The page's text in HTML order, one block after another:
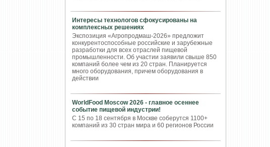
Интересы технологов сфокусированы на
комплексных решениях
Экспозиция «Агропродмаш-2026» предложит
конкурентоспособные российские и зарубежные
разработки для всех отраслей пищевой
промышленности. Об участии заявили свыше 850
компаний более чем из 20 стран. Планируется
много оборудования, причем оборудования в
действии
WorldFood Moscow 2026 - главное осеннее
событие пищевой индустрии!
С 15 по 18 сентября в Москве соберутся 1100+
компаний из 30 стран мира и 60 регионов России